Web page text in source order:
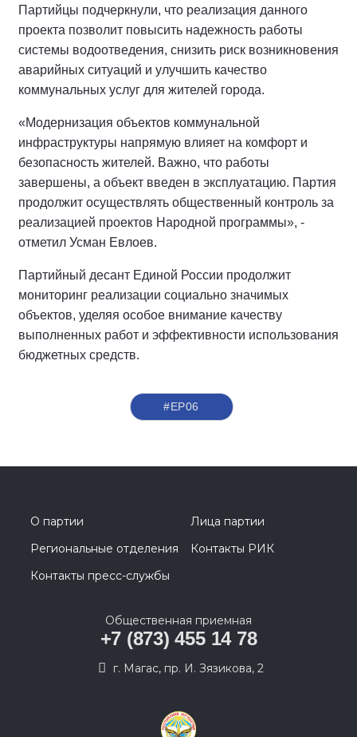
Партийцы подчеркнули, что реализация данного
проекта позволит повысить надежность работы
системы водоотведения, снизить риск возникновения
аварийных ситуаций и улучшить качество
коммунальных услуг для жителей города.
«Модернизация объектов коммунальной
инфраструктуры напрямую влияет на комфорт и
безопасность жителей. Важно, что работы
завершены, а объект введен в эксплуатацию. Партия
продолжит осуществлять общественный контроль за
реализацией проектов Народной программы», -
отметил Усман Евлоев.
Партийный десант Единой России продолжит
мониторинг реализации социально значимых
объектов, уделяя особое внимание качеству
выполненных работ и эффективности использования
бюджетных средств.
#ЕР06
О партии
Лица партии
Региональные отделения
Контакты РИК
Контакты пресс-службы
Общественная приемная
+7 (873) 455 14 78
г. Магас, пр. И. Зязикова, 2